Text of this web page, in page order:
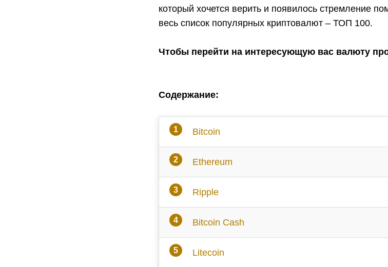
который хочется верить и появилось стремление
весь список популярных криптовалют – ТОП 100.
Чтобы перейти на интересующую вас валюту
Содержание:
Bitcoin
Ethereum
Ripple
Bitcoin Cash
Litecoin